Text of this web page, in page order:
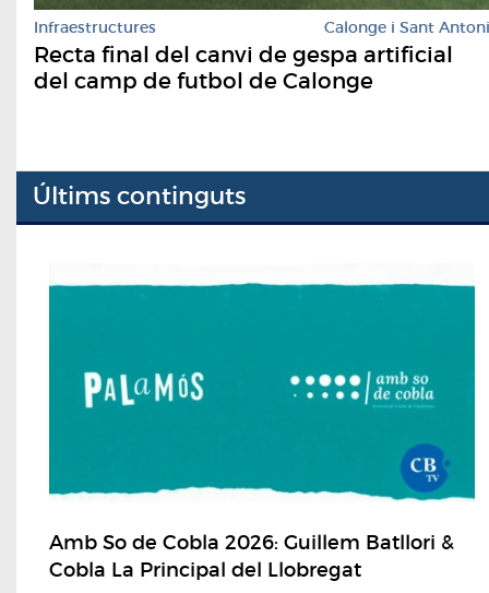
Infraestructures Calonge i Sant Antoni
Recta final del canvi de gespa artificial
del camp de futbol de Calonge
Últims continguts
Amb So de Cobla 2026: Guillem Batllori &
Cobla La Principal del Llobregat